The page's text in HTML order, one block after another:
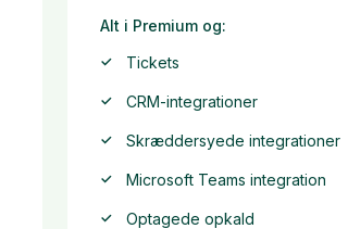
Alt i Premium og:
Tickets
CRM-integrationer
Skræddersyede integrationer
Microsoft Teams integration
Optagede opkald